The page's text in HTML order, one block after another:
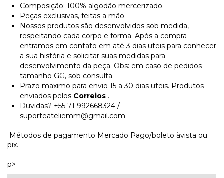
Composição: 100% algodão mercerizado.
Peças exclusivas, feitas a mão.
Nossos produtos são desenvolvidos sob medida,
respeitando cada corpo e forma. Após a compra
entramos em contato em até 3 dias uteis para conhecer
a sua história e solicitar suas medidas para
desenvolvimento da peça. Obs: em caso de pedidos
tamanho GG, sob consulta.
Prazo maximo para envio 15 a 30 dias uteis. Produtos
enviados pelos Correios .
Duvidas? +55 71 992668324 /
suporteateliemm@gmail.com
Métodos de pagamento Mercado Pago/boleto àvista ou
pix.
p>